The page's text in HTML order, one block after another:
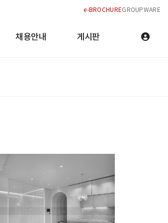
e-BROCHUREGROUPWARE
채용안내 게시판